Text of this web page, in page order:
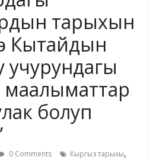
тарыхын
Кытайдын
болуп
0 Comments Кыргыз тарыхы,